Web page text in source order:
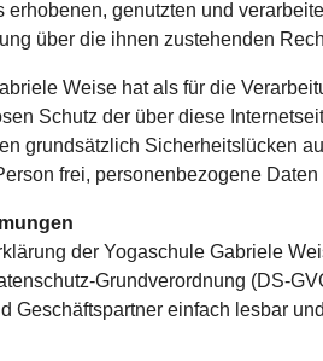
erhobenen, genutzten und
über die ihnen zustehenden
Weise hat als für die
Schutz der über diese
grundsätzlich Sicherheitslücken
frei, personenbezogene
der Yogaschule Gabriele
Grundverordnung (DS-
Geschäftspartner einfach lesbar